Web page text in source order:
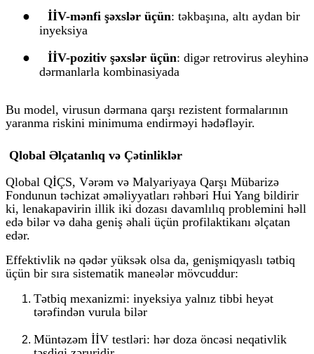
● İİV-mənfi şəxslər üçün: təkbaşına, altı aydan bir
inyeksiya
●
İİV-pozitiv şəxslər üçün: digər retrovirus əleyhinə
dərmanlarla kombinasiyada
Bu model, virusun dərmana qarşı rezistent formalarının
yaranma riskini minimuma endirməyi hədəfləyir.
Qlobal Əlçatanlıq və Çətinliklər
Qlobal QİÇS, Vərəm və Malyariyaya Qarşı Mübarizə
Fondunun təchizat əməliyyatları rəhbəri Hui Yang bildirir
ki, lenakapavirin illik iki dozası davamlılıq problemini həll
edə bilər və daha geniş əhali üçün profilaktikanı əlçatan
edər.
Effektivlik nə qədər yüksək olsa da, genişmiqyaslı tətbiq
üçün bir sıra sistematik maneələr mövcuddur:
Tətbiq mexanizmi: inyeksiya yalnız tibbi heyət
tərəfindən vurula bilər
Müntəzəm İİV testləri: hər doza öncəsi neqativlik